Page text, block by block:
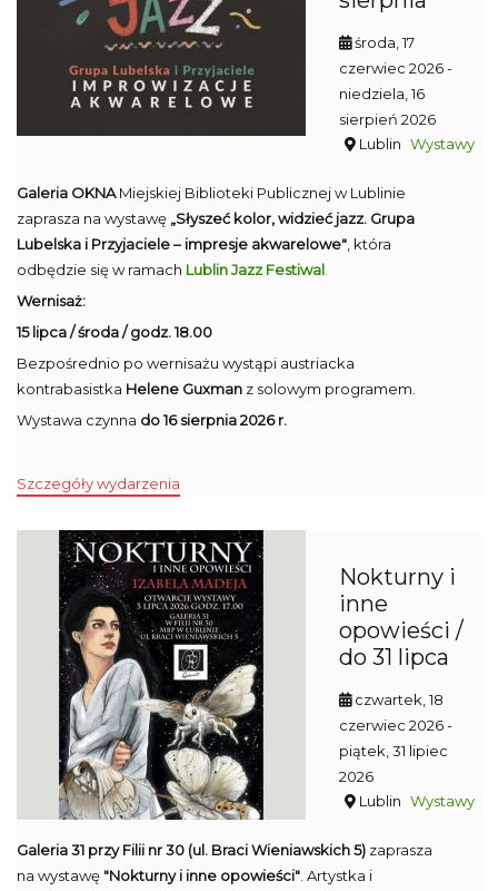
środa, 17
czerwiec 2026-
niedziela, 16
sierpień 2026
Lublin Wystawy
Galeria OKNAMiejskiej Biblioteki Publicznej w Lublinie
zaprasza na wystawę „Słyszeć kolor, widzieć jazz. Grupa
Lubelska i Przyjaciele – impresje akwarelowe" , która
odbędzie się w ramach Lublin Jazz Festiwal
Wernisaż:
15 lipca / środa / godz. 18.00
Bezpośrednio po wernisażu wystąpi austriacka
kontrabasistka Helene Guxman z solowym programem.
Wystawa czynna do 16 sierpnia 2026 r.
Szczegóły wydarzenia
Nokturny i
inne
opowieści /
do 31 lipca
czwartek, 18
czerwiec 2026-
piątek, 31 lipiec
2026
Lublin Wystawy
Galeria 31 przy Filii nr 30 (ul. Braci Wieniawskich 5) zaprasza
na wystawę "Nokturny i inne opowieści" . Artystka i